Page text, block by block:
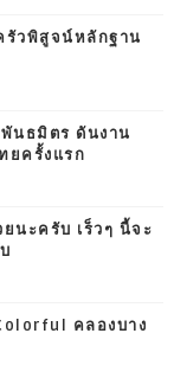
รัวพิสูจน์หลักฐาน
พันธมิตร ดันงาน
ยครั้งแรก
นะครับ เร็วๆ นี้จะ
คลองบาง